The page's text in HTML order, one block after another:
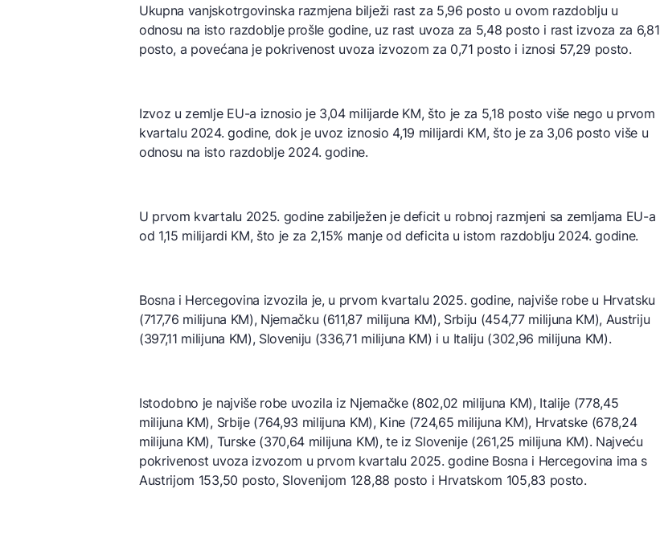
Ukupna vanjskotrgovinska razmjena bilježi rast za 5,96 posto u ovom razdoblju u
odnosu na isto razdoblje prošle godine, uz rast uvoza za 5,48 posto i rast izvoza za 6,81
posto, a povećana je pokrivenost uvoza izvozom za 0,71 posto i iznosi 57,29 posto.
Izvoz u zemlje EU-a iznosio je 3,04 milijarde KM, što je za 5,18 posto više nego u prvom
kvartalu 2024. godine, dok je uvoz iznosio 4,19 milijardi KM, što je za 3,06 posto više u
odnosu na isto razdoblje 2024. godine.
U prvom kvartalu 2025. godine zabilježen je deficit u robnoj razmjeni sa zemljama EU-a
od 1,15 milijardi KM, što je za 2,15% manje od deficita u istom razdoblju 2024. godine.
Bosna i Hercegovina izvozila je, u prvom kvartalu 2025. godine, najviše robe u Hrvatsku
(717,76 milijuna KM), Njemačku (611,87 milijuna KM), Srbiju (454,77 milijuna KM), Austriju
(397,11 milijuna KM), Sloveniju (336,71 milijuna KM) i u Italiju (302,96 milijuna KM).
Istodobno je najviše robe uvozila iz Njemačke (802,02 milijuna KM), Italije (778,45
milijuna KM), Srbije (764,93 milijuna KM), Kine (724,65 milijuna KM), Hrvatske (678,24
milijuna KM), Turske (370,64 milijuna KM), te iz Slovenije (261,25 milijuna KM). Najveću
pokrivenost uvoza izvozom u prvom kvartalu 2025. godine Bosna i Hercegovina ima s
Austrijom 153,50 posto, Slovenijom 128,88 posto i Hrvatskom 105,83 posto.